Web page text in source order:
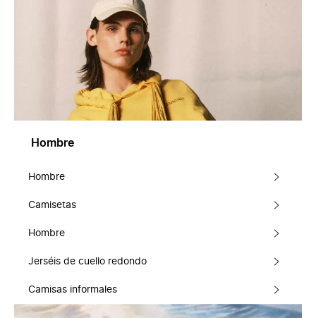
Hombre
Hombre
Camisetas
Hombre
Jerséis de cuello redondo
Camisas informales